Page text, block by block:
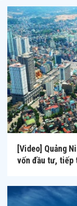
[Video] Quảng
vốn đầu tư, tiếp